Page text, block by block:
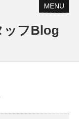
MENU
ッフBlog